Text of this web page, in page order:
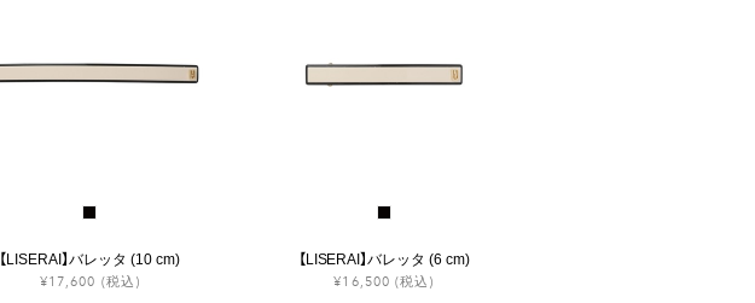
【LISERAI】バレッタ (10 cm)
¥17,600 (税込)
【LISERAI】バレッタ (6 cm)
¥16,500 (税込)